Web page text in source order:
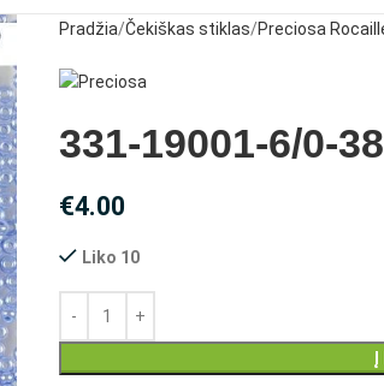
Pradžia Čekiškas stiklas Preciosa
331-19001-6/0-
€4.00
Liko 10